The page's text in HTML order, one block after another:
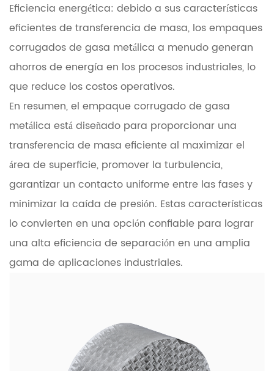
Eficiencia energética: debido a sus características
eficientes de transferencia de masa, los empaques
corrugados de gasa metálica a menudo generan
ahorros de energía en los procesos industriales, lo
que reduce los costos operativos.
En resumen, el empaque corrugado de gasa
metálica está diseñado para proporcionar una
transferencia de masa eficiente al maximizar el
área de superficie, promover la turbulencia,
garantizar un contacto uniforme entre las fases y
minimizar la caída de presión. Estas características
lo convierten en una opción confiable para lograr
una alta eficiencia de separación en una amplia
gama de aplicaciones industriales.